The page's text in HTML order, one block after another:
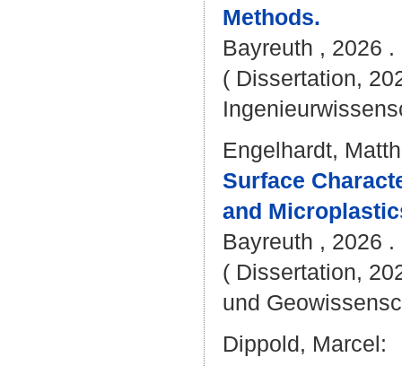
Methods.
Bayreuth , 2026
( Dissertation,
Engelhardt,
Surface
and
Bayreuth , 2026
( Dissertation,
und
Dippold, Marcel: